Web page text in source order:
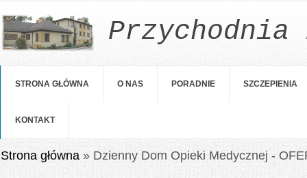
Przychodnia
STRONA GŁÓWNA O NAS PORADNIE SZCZEPIENIA
KONTAKT
Jesteś tutaj
Strona główna » Dzienny Dom Opieki Medycznej -